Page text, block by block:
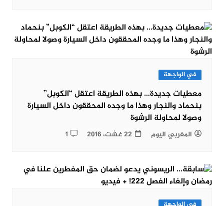
في الواجهة
معطيات جديدة… بهذه الطريقة اعتقل “الكوبل”
بنحماد والنجار وهذا ما وجده المحققون داخل السيارة
وصولا لمحاولة الرشوة
المغربي اليوم 22 غشت، 2016 1